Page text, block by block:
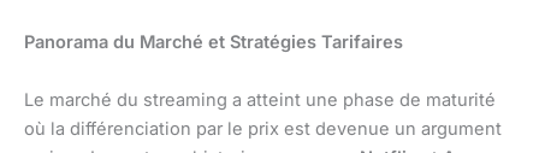
Panorama du Marché et Stratégies Tarifaires
Le marché du streaming a atteint une phase de maturité
où la différenciation par le prix est devenue un argument